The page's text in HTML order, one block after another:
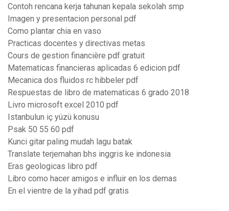
Contoh rencana kerja tahunan kepala sekolah smp
Imagen y presentacion personal pdf
Como plantar chia en vaso
Practicas docentes y directivas metas
Cours de gestion financière pdf gratuit
Matematicas financieras aplicadas 6 edicion pdf
Mecanica dos fluidos rc hibbeler pdf
Respuestas de libro de matematicas 6 grado 2018
Livro microsoft excel 2010 pdf
Istanbulun iç yüzü konusu
Psak 50 55 60 pdf
Kunci gitar paling mudah lagu batak
Translate terjemahan bhs inggris ke indonesia
Eras geologicas libro pdf
Libro como hacer amigos e influir en los demas
En el vientre de la yihad pdf gratis